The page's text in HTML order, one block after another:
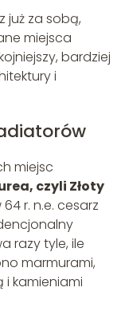
już za sobą,
miejsca
bardziej
i
miejsc
czyli Złoty
r. n.e. cesarz
razy tyle, ile
marmurami,
i kamieniami